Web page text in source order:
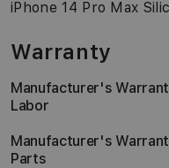
iPhone 14 Pro Max
Warranty
Manufacturer's
Labor
Manufacturer's
Parts